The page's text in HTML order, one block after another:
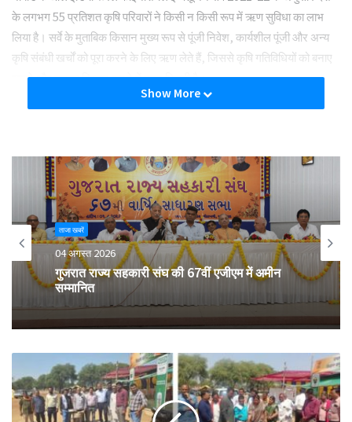
के लगभग 55 प्रतिशत कृषि परिवारों ने किसी न किसी रूप में ऋण सुविधा का लाभ
लिया है। सर्वे के मुताबिक किसान मुख्य रूप से पूंजी निवेश, कार्यशील पूंजी और अन्य
कृषि संबंधी खर्चों को पूरा करने के लिए ऋण लेते हैं, जिससे कृषि गतिविधियों को बनाए
रखने और उनका विस्तार करने में मदद मिलती है।
महाराष्ट्र (3.07 लाख करोड़ रुपये) का स्थान है। अन्य प्रमुख राज्यों में उत्तर प्रदेश
(2.30 लाख करोड़ रुपये), कर्नाटक (2.10 लाख करोड़ रुपये) और राजस्थान (1.92
लाख करोड़ रुपये) शामिल हैं।
मंत्री ने बताया कि किसानों को संस्थागत ऋण उपलब्ध कराने को मजबूत करने के लिए
सरकार ने कई कदम उठाए हैं। इनमें कृषि ऋण प्रवाह के लिए वार्षिक लक्ष्य तय करना,
बैंकों के लिए प्राथमिकता क्षेत्र ऋण के मानदंड, तथा किसान क्रेडिट कार्ड और
संशोधित ब्याज सब्सिडी योजना के माध्यम से सस्ती दरों पर ऋण उपलब्ध कराना
शामिल है।
इसके अलावा किसानों की आय बढ़ाने और कृषि क्षेत्र को मजबूत बनाने के लिए सरकार
कई दीर्घकालिक योजनाएं भी चला रही है। इनमें प्रधानमंत्री किसान सम्मान निधि,
प्रधानमंत्री फसल बीमा योजना, कृषोन्नति योजना और राष्ट्रीय कृषि विकास योजना
Show More
ताजा खबरें
04 अगस्त 2026
गुजरात राज्य सहकारी संघ की 67वीं एजीएम में अमीन
सम्मानित